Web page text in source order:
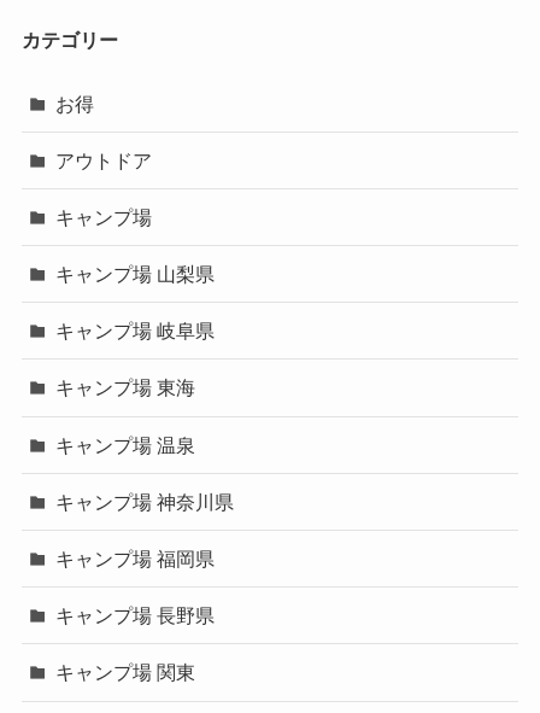
カテゴリー
お得
アウトドア
キャンプ場
キャンプ場 山梨県
キャンプ場 岐阜県
キャンプ場 東海
キャンプ場 温泉
キャンプ場 神奈川県
キャンプ場 福岡県
キャンプ場 長野県
キャンプ場 関東